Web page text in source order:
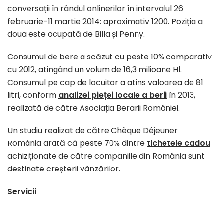
conversații în rândul onlinerilor în intervalul 26
februarie-11 martie 2014: aproximativ 1200. Poziția a
doua este ocupată de Billa și Penny.
Consumul de bere a scăzut cu peste 10% comparativ
cu 2012, atingând un volum de 16,3 milioane Hl.
Consumul pe cap de locuitor a atins valoarea de 81
litri, conform analizei pieței locale a beriiîn 2013,
realizată de către Asociația Berarii României.
Un studiu realizat de către Chèque Déjeuner
România arată că peste 70% dintre tichetele cadou
achiziționate de către companiile din România sunt
destinate creșterii vânzărilor.
Servicii